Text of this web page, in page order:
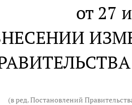
от 27
(в ред. Постановлений